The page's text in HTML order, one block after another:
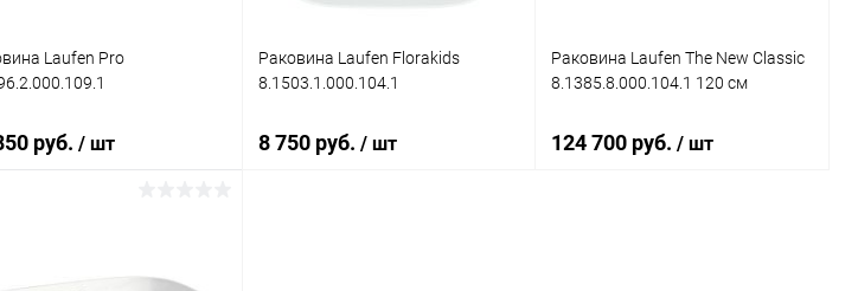
Laufen Pro
руб. / шт
Раковина Laufen Florakids
8.1503.1.000.104.1
8 750 руб. / шт
Раковина Laufen The New Classic
8.1385.8.000.104.1 120 см
124 700 руб./ шт